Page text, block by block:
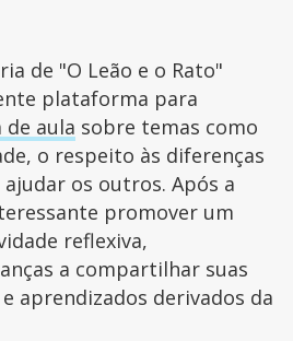
de "O Leão e o Rato"
plataforma para
de aula sobre temas como
o respeito às diferenças
os outros. Após a
promover um
reflexiva,
a compartilhar suas
aprendizados derivados da